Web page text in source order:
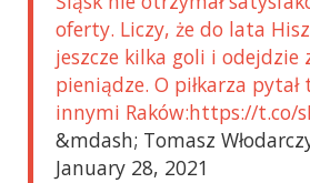
oferty. Liczy, że do lata
jeszcze kilka goli i odejdzie
pieniądze. O piłkarza
innymi Raków:https://t.co/
&mdash; Tomasz
January 28, 2021